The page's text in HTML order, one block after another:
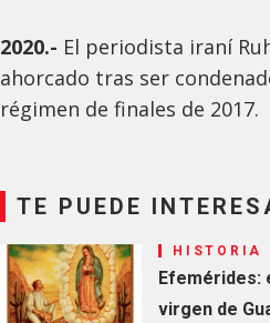
2020.- El periodista iraní
ahorcado tras ser
régimen de finales de 2017.
TE PUEDE
HISTORIA
Efemérides:
virgen de